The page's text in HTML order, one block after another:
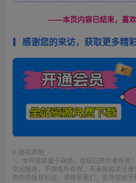
------本页内容已结束，喜
感谢您的来访，获取更多精
© 版权声明
1、本内容转载于网络，版权归原作者所有
空间服务，不拥有所有权，不承担相关法
到你的版权利益，请联系我们，会尽快给